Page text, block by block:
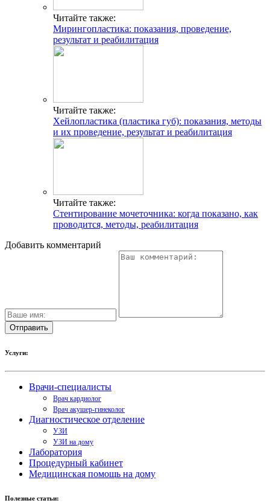
Читайте также:
Мирингопластика: показания, проведение,
результат и реабилитация
Читайте также:
Хейлопластика (пластика губ): показания, методы
и их проведение, результат и реабилитация
Читайте также:
Стентирование мочеточника: когда показано, как
проводится, методы, реабилитация
Добавить комментарий
Услуги:
Врачи-специалисты
Врач кардиолог
Врач акушер-гинеколог
Диагностическое отделение
УЗИ
УЗИ на дому
Лаборатория
Процедурный кабинет
Медицинская помощь на дому
Полезные статьи: